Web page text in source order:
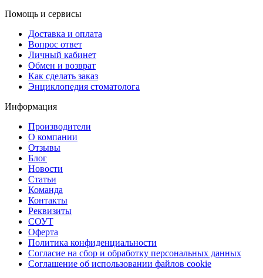
Помощь и сервисы
Доставка и оплата
Вопрос ответ
Личный кабинет
Обмен и возврат
Как сделать заказ
Энциклопедия стоматолога
Информация
Производители
О компании
Отзывы
Блог
Новости
Статьи
Команда
Контакты
Реквизиты
СОУТ
Оферта
Политика конфиденциальности
Согласие на сбор и обработку персональных данных
Соглашение об использовании файлов cookie